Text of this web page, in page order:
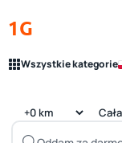
1G
Wszystkie kategorie